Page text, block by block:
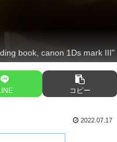
book, canon 1Ds mark III"
コピー
2022.07.17